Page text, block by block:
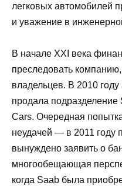
легковых автомобилей
и уважение в
В начале XXI века
преследовать
владельцев. В 2010
продала подразделение
Cars. Очередная
неудачей — в 2011 году
вынуждено заявить о
многообещающая
когда Saab была